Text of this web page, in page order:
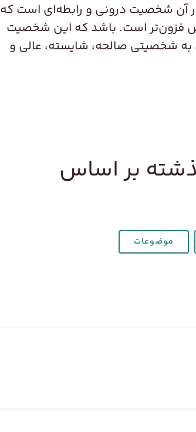
آن شخصیت درونی و رابطه‌ای است که
بس فزون‌تر است. باشد که این شخصیت
به شخصیتی صالحه، شایسته، عالی و
بر اساس
موضوعات